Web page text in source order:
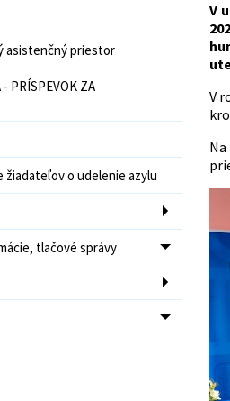
asistenčný priestor
PRÍSPEVOK ZA
žiadateľov o udelenie azylu
tlačové správy
V
V